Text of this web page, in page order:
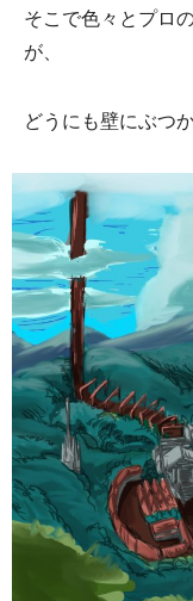
そこで色々とプロ
が、
どうにも壁にぶつ